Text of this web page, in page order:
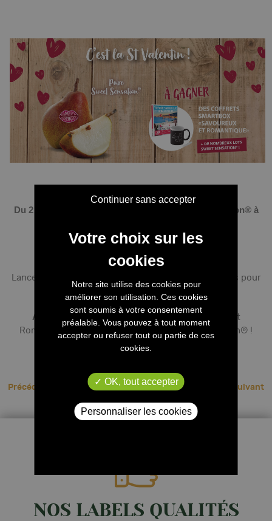
Du 2 au 16 février, jouez avec la poire Sweet Sensation® à
JE JOUE
Lancez le jackpot et tentez d'aligner 3 lots identiques pour
A gagner
: Des coffrets Smartbox « Savoureux et
Romantique » et de nombreux lots Sweet Sensation® !
Précédent Suivant
NOS LABELS QUALITÉS
Notre site utilise des cookies pour
améliorer son utilisation. Ces cookies
sont soumis à votre consentement
préalable. Vous pouvez à tout moment
accepter ou refuser tout ou partie de ces
cookies.
OK, tout accepter
Continuer sans accepter
Personnaliser les cookies